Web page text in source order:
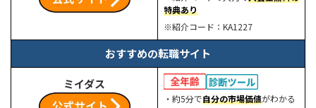
特典あり
※紹介コード：KA1227
おすすめの転職サイト
ミイダス
・約5分で自分の市場価値がわかる